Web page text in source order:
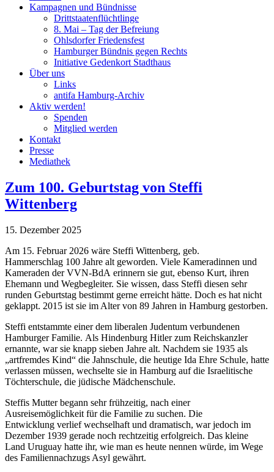
Kampagnen und Bündnisse
Drittstaatenflüchtlinge
8. Mai – Tag der Befreiung
Ohlsdorfer Friedensfest
Hamburger Bündnis gegen Rechts
Initiative Gedenkort Stadthaus
Über uns
Links
antifa Hamburg-Archiv
Aktiv werden!
Spenden
Mitglied werden
Kontakt
Presse
Mediathek
Zum 100. Geburtstag von Steffi
Wittenberg
15. Dezember 2025
Am 15. Februar 2026 wäre Steffi Wittenberg, geb.
Hammerschlag 100 Jahre alt geworden. Viele Kameradinnen und
Kameraden der VVN-BdA erinnern sie gut, ebenso Kurt, ihren
Ehemann und Wegbegleiter. Sie wissen, dass Steffi diesen sehr
runden Geburtstag bestimmt gerne erreicht hätte. Doch es hat nicht
geklappt. 2015 ist sie im Alter von 89 Jahren in Hamburg gestorben.
Steffi entstammte einer dem liberalen Judentum verbundenen
Hamburger Familie. Als Hindenburg Hitler zum Reichskanzler
ernannte, war sie knapp sieben Jahre alt. Nachdem sie 1935 als
„artfremdes Kind“ die Jahnschule, die heutige Ida Ehre Schule, hatte
verlassen müssen, wechselte sie in Hamburg auf die Israelitische
Töchterschule, die jüdische Mädchenschule.
Steffis Mutter begann sehr frühzeitig, nach einer
Ausreisemöglichkeit für die Familie zu suchen. Die
Entwicklung verlief wechselhaft und dramatisch, war jedoch im
Dezember 1939 gerade noch rechtzeitig erfolgreich. Das kleine
Land Uruguay hatte ihr, wie man es heute nennen würde, im Wege
des Familiennachzugs Asyl gewährt.